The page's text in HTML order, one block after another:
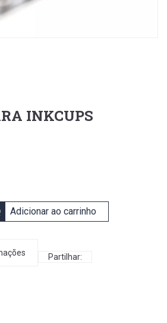
INKCUPS
Adicionar ao carrinho
Partilhar: